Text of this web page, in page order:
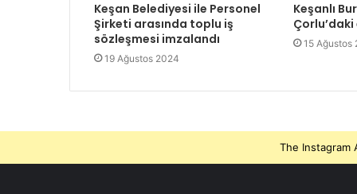
Keşan Belediyesi ile Personel
Şirketi arasında toplu iş
sözleşmesi imzalandı
19 Ağustos 2024
Keşanlı
15 Ağustos
The Instagram